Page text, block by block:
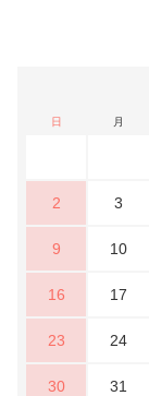
日 月
2 3
9 10
16 17
23 24
30 31